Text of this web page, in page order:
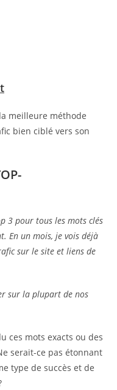
meilleure méthode
bien ciblé vers son
3 pour tous les mots clés
En un mois, je vois déjà
sur le site et liens de
sur la plupart de nos
ces mots exacts ou des
serait-ce pas étonnant
type de succès et de